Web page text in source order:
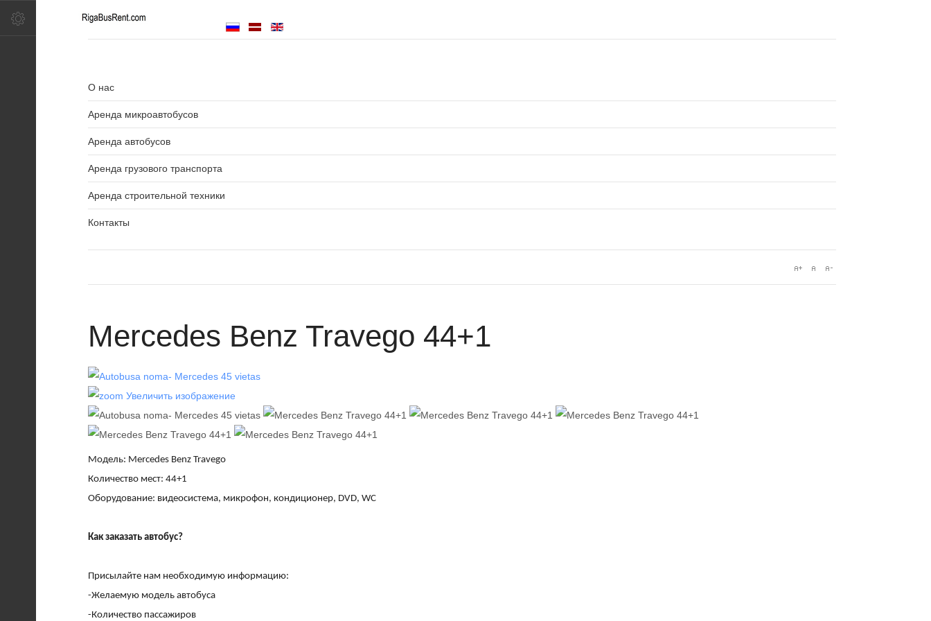
О нас
Аренда микроавтобусов
Аренда автобусов
Аренда грузового транспорта
Аренда строительной техники
Контакты
Mercedes Benz Travego 44+1
Увеличить изображение
Модель: Mercedes Benz Travego
Количество мест: 44+1
Оборудование: видеосистема, микрофон, кондиционер, DVD, WC
Как заказать автобус?
Присылайте нам необходимую информацию:
-Желаемую модель автобуса
-Количество пассажиров